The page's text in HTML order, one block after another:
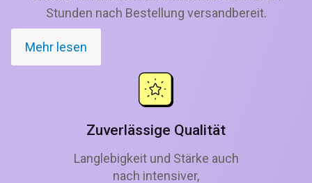
Stunden nach Bestellung versandbereit.
Mehr lesen
Zuverlässige Qualität
Langlebigkeit und Stärke auch
nach intensiver,